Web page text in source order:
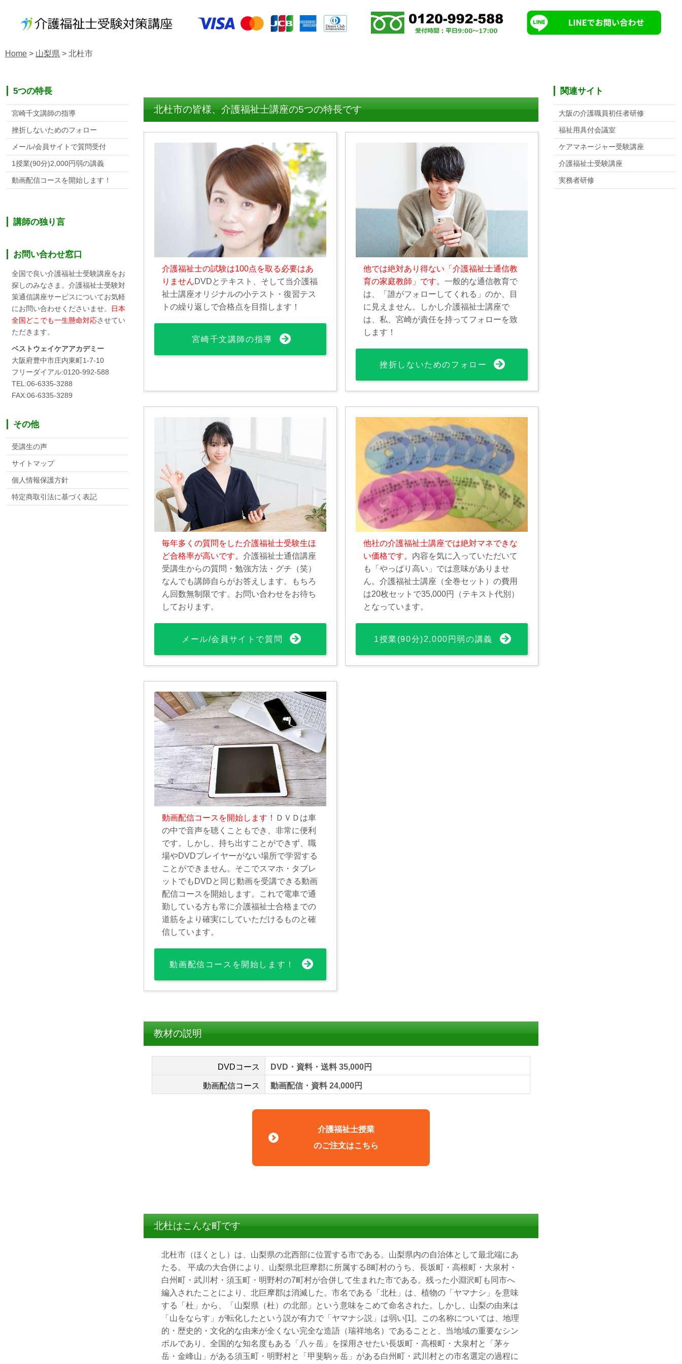
Home > 山梨県 > 北杜市
北杜市の皆様、介護福祉士講座の5つの特長です
介護福祉士の試験は100点を取る必要はあ
りませんDVDとテキスト、そして当介護福
祉士講座オリジナルの小テスト・復習テス
トの繰り返しで合格点を目指します！
宮崎千文講師の指導
他では絶対あり得ない「介護福祉士通信教
育の家庭教師」です。 一般的な通信教育で
は、「誰がフォローしてくれる」のか、目
に見えません。しかし介護福祉士講座で
は、私、宮崎が責任を持ってフォローを致
します！
挫折しないためのフォロー
毎年多くの質問をした介護福祉士受験生ほ
ど合格率が高いです。介護福祉士通信講座
受講生からの質問・勉強方法・グチ（笑）
なんでも講師自らがお答えします。もちろ
ん回数無制限です。お問い合わせをお待ち
しております。
メール/会員サイトで質問
他社の介護福祉士講座では絶対マネできな
い価格です。 内容を気に入っていただいて
も「やっぱり高い」では意味がありませ
ん。介護福祉士講座（全巻セット）の費用
は20枚セットで35,000円（テキスト代別）
となっています。
1授業(90分)2,000円弱の講義
動画配信コースを開始します！ ＤＶＤは車
の中で音声を聴くこともでき、非常に便利
です。しかし、持ち出すことができず、職
場やDVDプレイヤーがない場所で学習する
ことができません。そこでスマホ・タブレ
ットでもDVDと同じ動画を受講できる動画
配信コースを開始します。これで電車で通
勤している方も常に介護福祉士合格までの
道筋をより確実にしていただけるものと確
信しています。
動画配信コースを開始します！
教材の説明
DVDコース DVD・資料・送料 35,000円
動画配信コース 動画配信・資料 24,000円
介護福祉士授業
のご注文はこちら
北杜はこんな町です
北杜市（ほくとし）は、山梨県の北西部に位置する市である。山梨県内の自治体として最北端にあ
たる。 平成の大合併により、山梨県北巨摩郡に所属する8町村のうち、長坂町・高根町・大泉村・
白州町・武川村・須玉町・明野村の7町村が合併して生まれた市である。残った小淵沢町も同市へ
編入されたことにより、北巨摩郡は消滅した。市名である「北杜」は、植物の「ヤマナシ」を意味
する「杜」から、「山梨県（杜）の北部」という意味をこめて命名された。しかし、山梨の由来は
「山をならす」が転化したという説が有力で「ヤマナシ説」は弱い[1]。この名称については、地理
的・歴史的・文化的な由来が全くない完全な造語（瑞祥地名）であることと、当地域の重要なシン
ボルであり、全国的な知名度もある「八ヶ岳」を採用させたい長坂町・高根町・大泉村と「茅ヶ
岳・金峰山」がある須玉町・明野村と「甲斐駒ヶ岳」がある白州町・武川村との市名選定の過程に
5つの特長
宮崎千文講師の指導
挫折しないためのフォロー
メール/会員サイトで質問受付
1授業(90分)2,000円弱の講義
動画配信コースを開始します！
講師の独り言
お問い合わせ窓口
全国で良い介護福祉士受験講座をお
探しのみなさま。介護福祉士受験対
策通信講座サービスについてお気軽
にお問い合わせくださいませ。 日本
全国どこでも一生懸命対応させてい
ただきます。
ベストウェイケアアカデミー
大阪府豊中市庄内東町1-7-10
フリーダイアル:0120-992-588
TEL:06-6335-3288
FAX:06-6335-3289
その他
受講生の声
サイトマップ
個人情報保護方針
特定商取引法に基づく表記
関連サイト
大阪の介護職員初任者研修
福祉用具付会議室
ケアマネージャー受験講座
介護福祉士受験講座
実務者研修